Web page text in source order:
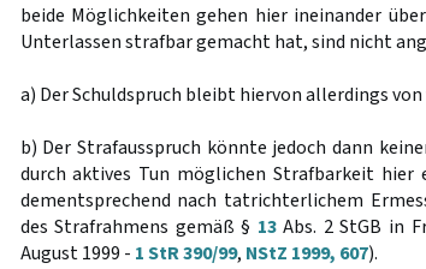
beide Möglichkeiten gehen hier ineinander
Unterlassen strafbar gemacht hat, sind nicht
a) Der Schuldspruch bleibt hiervon allerdings
b) Der Strafausspruch könnte jedoch dann
durch aktives Tun möglichen Strafbarkeit hier
dementsprechend nach tatrichterlichem
des Strafrahmens gemäß § 13Abs. 2 StGB in
August 1999 - 1 StR 390/99, NStZ 1999, 607).